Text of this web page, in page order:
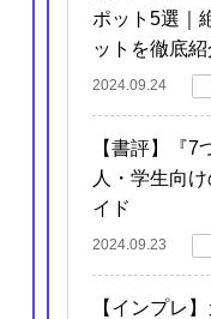
ポット5選｜
ットを徹底紹
2024.09.24
【書評】『7
人・学生向
イド
2024.09.23
【インプレ